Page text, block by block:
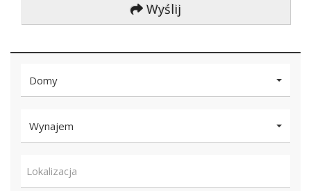
Domy
Wynajem
Lokalizacja
Wyślij